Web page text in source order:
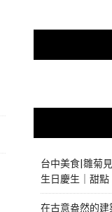
台中美食|雛菊
生日慶生｜甜點
在古意盎然的